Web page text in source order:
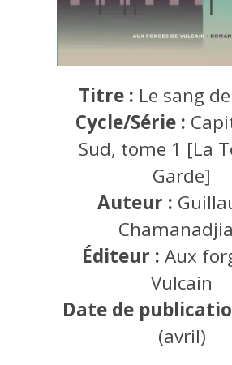
Titre : Le sang
Cycle/Série :
Sud, tome 1 [La
Garde]
Auteur :
Éditeur : Aux
Vulcain
Date de
(avril)